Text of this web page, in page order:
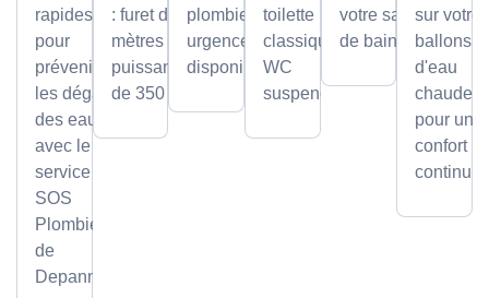
rapides
pour
prévenir
les dégâts
des eaux
avec le
service
SOS
Plombier
de
Depanneo
: furet de 100
mètres et
puissance
de 350 bars.
plombier en
urgence
disponible.
toilette
classique ou
WC
suspendu.
votre salle
de bain.
sur votre
ballons
d'eau
chaude,
pour un
confort
continu.